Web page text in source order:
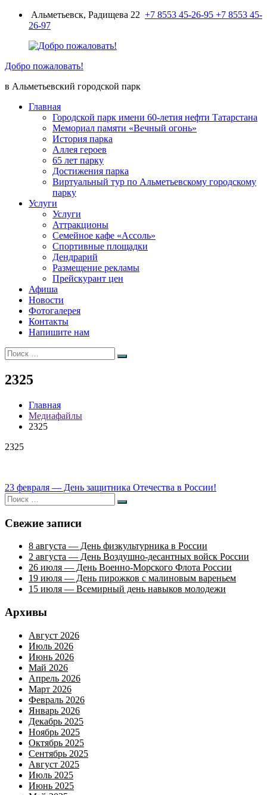
ПерейтиАльметьевск, Радищева 22 +7 8553 45-26-95 +7 8553 45-
26-97
Добро пожаловать!
в Альметьевский городской парк
Главная
Городской парк имени 60-летия нефти Татарстана
Мемориал памяти «Вечный огонь»
История парка
Аллея героев
65 лет парку
Достижения парка
Виртуальный тур по Альметьевскому городскому
парку
Услуги
Услуги
Аттракционы
Семейное кафе «Ассоль»
Спортивные площадки
Дендрарий
Размещение рекламы
Прейскурант цен
Афиша
Новости
Фотогалерея
Контакты
Напишите нам
Искать:
Поиск
2325
Главная
Медиафайлы
2325
2325
Навигация
по
записям
23 февраля — День защитника Отечества в России!
Искать:
Поиск
Свежие записи
8 августа — День физкультурника в России
2 августа — День Воздушно-десантных войск России
26 июля — День Военно-Морского Флота России
19 июля — День пирожков с малиновым вареньем
15 июля — Всемирный день навыков молодежи
Архивы
Август 2026
Июль 2026
Июнь 2026
Май 2026
Апрель 2026
Март 2026
Февраль 2026
Январь 2026
Декабрь 2025
Ноябрь 2025
Октябрь 2025
Сентябрь 2025
Август 2025
Июль 2025
Июнь 2025